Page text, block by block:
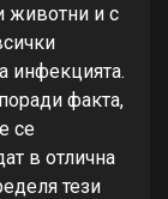
животни и с
инфекцията.
факта,
се
в отлична
тези